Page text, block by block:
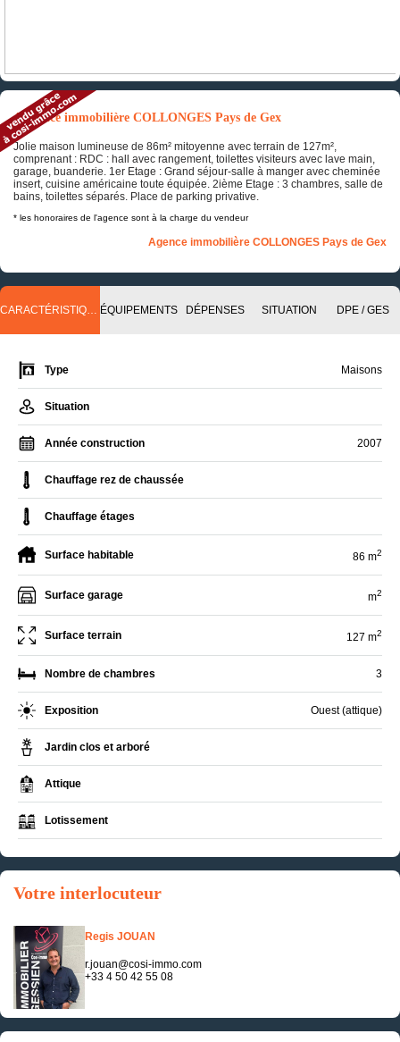
Annonce immobilière COLLONGES Pays de Gex
Jolie maison lumineuse de 86m² mitoyenne avec terrain de 127m²,
comprenant : RDC : hall avec rangement, toilettes visiteurs avec lave main,
garage, buanderie. 1er Etage : Grand séjour-salle à manger avec cheminée
insert, cuisine américaine toute équipée. 2ième Etage : 3 chambres, salle de
bains, toilettes séparés. Place de parking privative.
* les honoraires de l'agence sont à la charge du vendeur
Agence immobilière COLLONGES Pays de Gex
CARACTÉRISTIQUES ÉQUIPEMENTS DÉPENSES SITUATION DPE / GES
Type Maisons
Situation
Année construction 2007
Chauffage rez de chaussée
Chauffage étages
Surface habitable 86 m2
Surface garage m2
Surface terrain 127 m2
Nombre de chambres 3
Exposition Ouest (attique)
Jardin clos et arboré
Attique
Lotissement
Votre interlocuteur
Regis JOUAN
r.jouan@cosi-immo.com
+33 4 50 42 55 08